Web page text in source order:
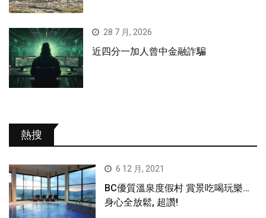
28 7 月, 2026
近四分一加人曾中金融詐騙
熱搜
6 12 月, 2021
BC優質溫泉度假村 賞景吃喝玩樂…
身心全放鬆, 超讚!